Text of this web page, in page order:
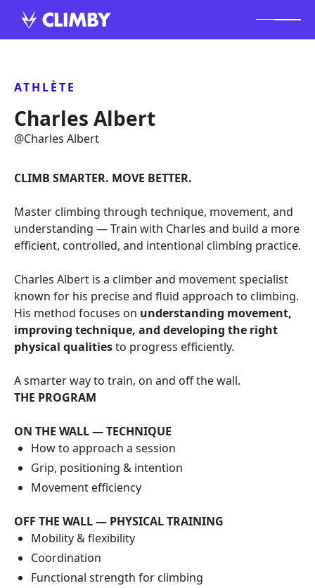
ATHLÈTE
Charles Albert
@Charles Albert
CLIMB SMARTER. MOVE BETTER.
Master climbing through technique, movement, and
understanding — Train with Charles and build a more
efficient, controlled, and intentional climbing practice.
Charles Albert is a climber and movement specialist
known for his precise and fluid approach to climbing.
His method focuses on understanding movement,
improving technique, and developing the right
physical qualitiesto progress efficiently.
A smarter way to train, on and off the wall.
THE PROGRAM
ON THE WALL — TECHNIQUE
How to approach a session
Grip, positioning & intention
Movement efficiency
OFF THE WALL — PHYSICAL TRAINING
Mobility & flexibility
Coordination
Functional strength for climbing